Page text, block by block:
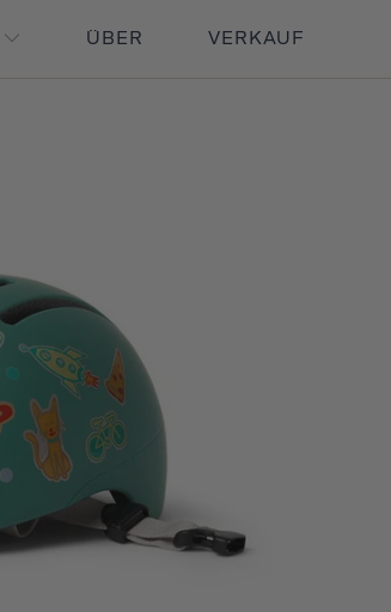
ÜBER VERKAUF